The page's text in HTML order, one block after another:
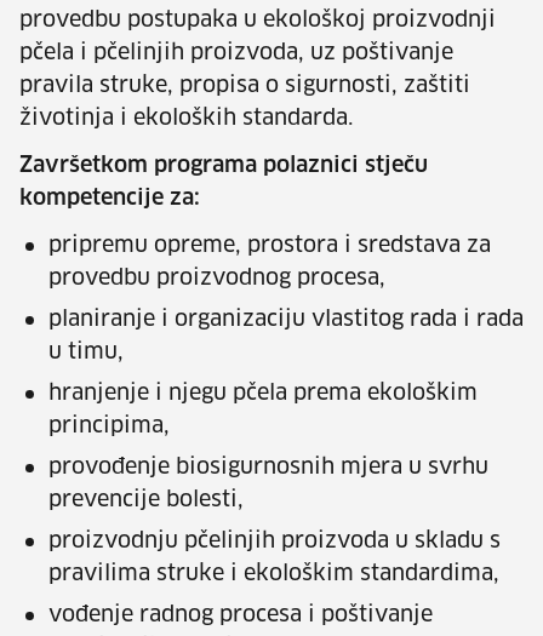
provedbu postupaka u ekološkoj proizvodnji
pčela i pčelinjih proizvoda, uz poštivanje
pravila struke, propisa o sigurnosti, zaštiti
životinja i ekoloških standarda.
Završetkom programa polaznici stječu
kompetencije za:
pripremu opreme, prostora i sredstava za
provedbu proizvodnog procesa,
planiranje i organizaciju vlastitog rada i rada
u timu,
hranjenje i njegu pčela prema ekološkim
principima,
provođenje biosigurnosnih mjera u svrhu
prevencije bolesti,
proizvodnju pčelinjih proizvoda u skladu s
pravilima struke i ekološkim standardima,
vođenje radnog procesa i poštivanje